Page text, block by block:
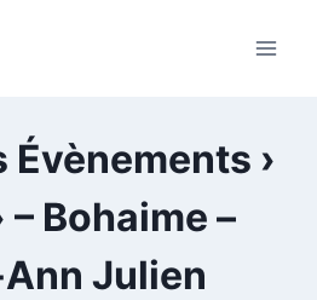
›
– Bohaime –
Julien